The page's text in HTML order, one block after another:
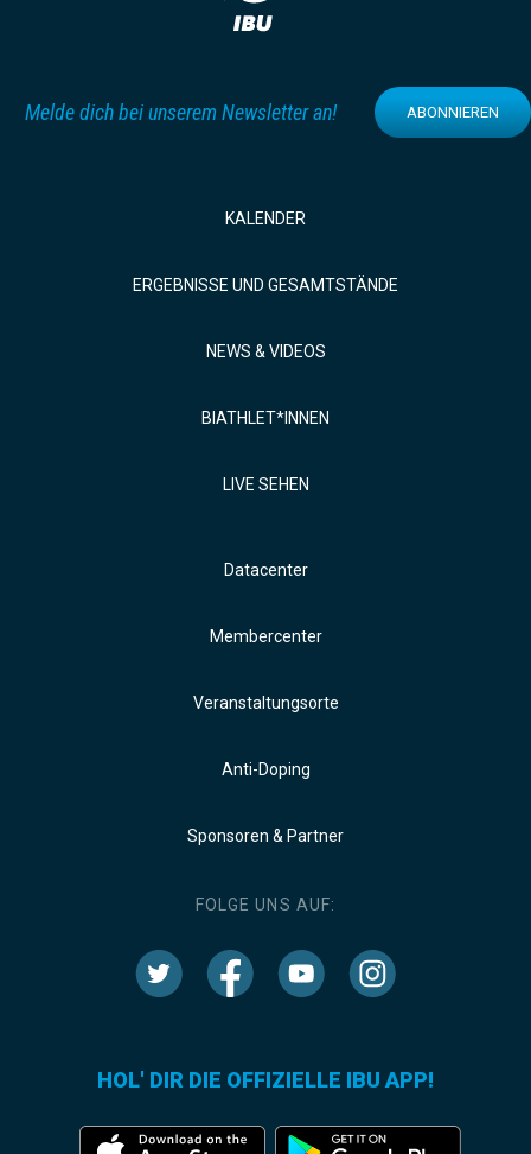
Melde dich bei unserem Newsletter an! ABONNIEREN
KALENDER
ERGEBNISSE UND GESAMTSTÄNDE
NEWS & VIDEOS
BIATHLET*INNEN
LIVE SEHEN
Datacenter
Membercenter
Veranstaltungsorte
Anti-Doping
Sponsoren & Partner
FOLGE UNS AUF:
HOL' DIR DIE OFFIZIELLE IBU APP!